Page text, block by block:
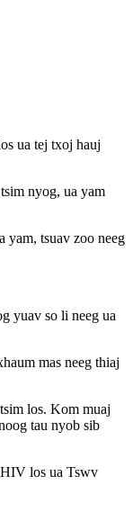
ua tej txoj hauj
nyog, ua yam
yam, tsuav zoo neeg
yuav so li neeg ua
mas neeg thiaj
los. Kom muaj
tau nyob sib
los ua Tswv